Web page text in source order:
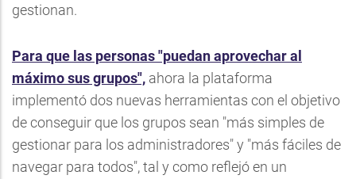
gestionan.
Para que las personas "puedan aprovechar al
máximo sus grupos", ahora la plataforma
implementó dos nuevas herramientas con el objetivo
de conseguir que los grupos sean "más simples de
gestionar para los administradores" y "más fáciles de
navegar para todos", tal y como reflejó en un